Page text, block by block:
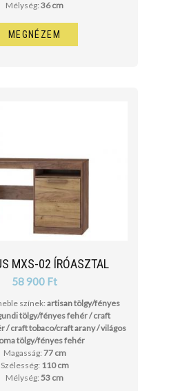
Mélység: 36 cm
MEGNÉZEM
MXS-02 ÍRÓASZTAL
58 900 Ft
színek:artisan tölgy/fényes
tölgy/fényes fehér / craft
/ craft tobaco/craft arany / világos
tölgy/fényes fehér
Magasság: 77 cm
Szélesség: 110 cm
Mélység: 53 cm